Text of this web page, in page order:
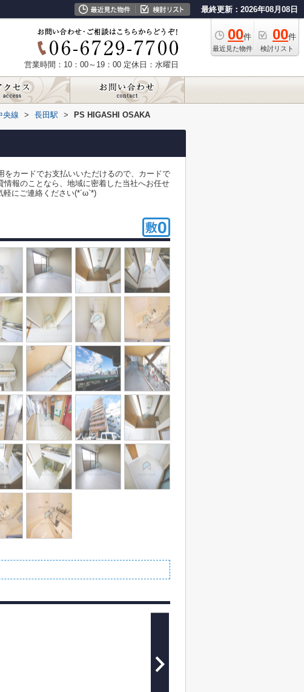
最終更新：2026年08月08日
00件
最近見た物件
00件
検討リスト
営業時間：10：00～19：00 定休日：水曜日
央線 > 長田駅 > PS HIGASHI OSAKA
カードでお支払いいただけるので、カードで
報のことなら、地域に密着した当社へお任せ
にご連絡ください(*´ω`*)